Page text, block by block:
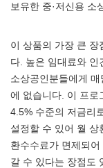
보유한 중·저신용 소
이 상품의 가장 큰 장
다. 높은 임대료와 인
소상공인분들에게
에 없습니다. 이 프로
4.5% 수준의 저금리
설정할 수 있어 월
환수수료가 면제되
갈 수 있다는 장점도